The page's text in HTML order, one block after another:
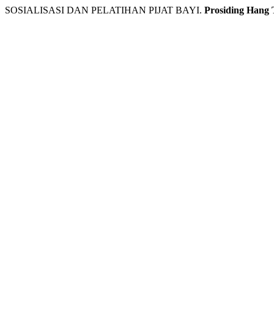
SOSIALISASI DAN PELATIHAN PIJAT BAYI. Prosiding Hang